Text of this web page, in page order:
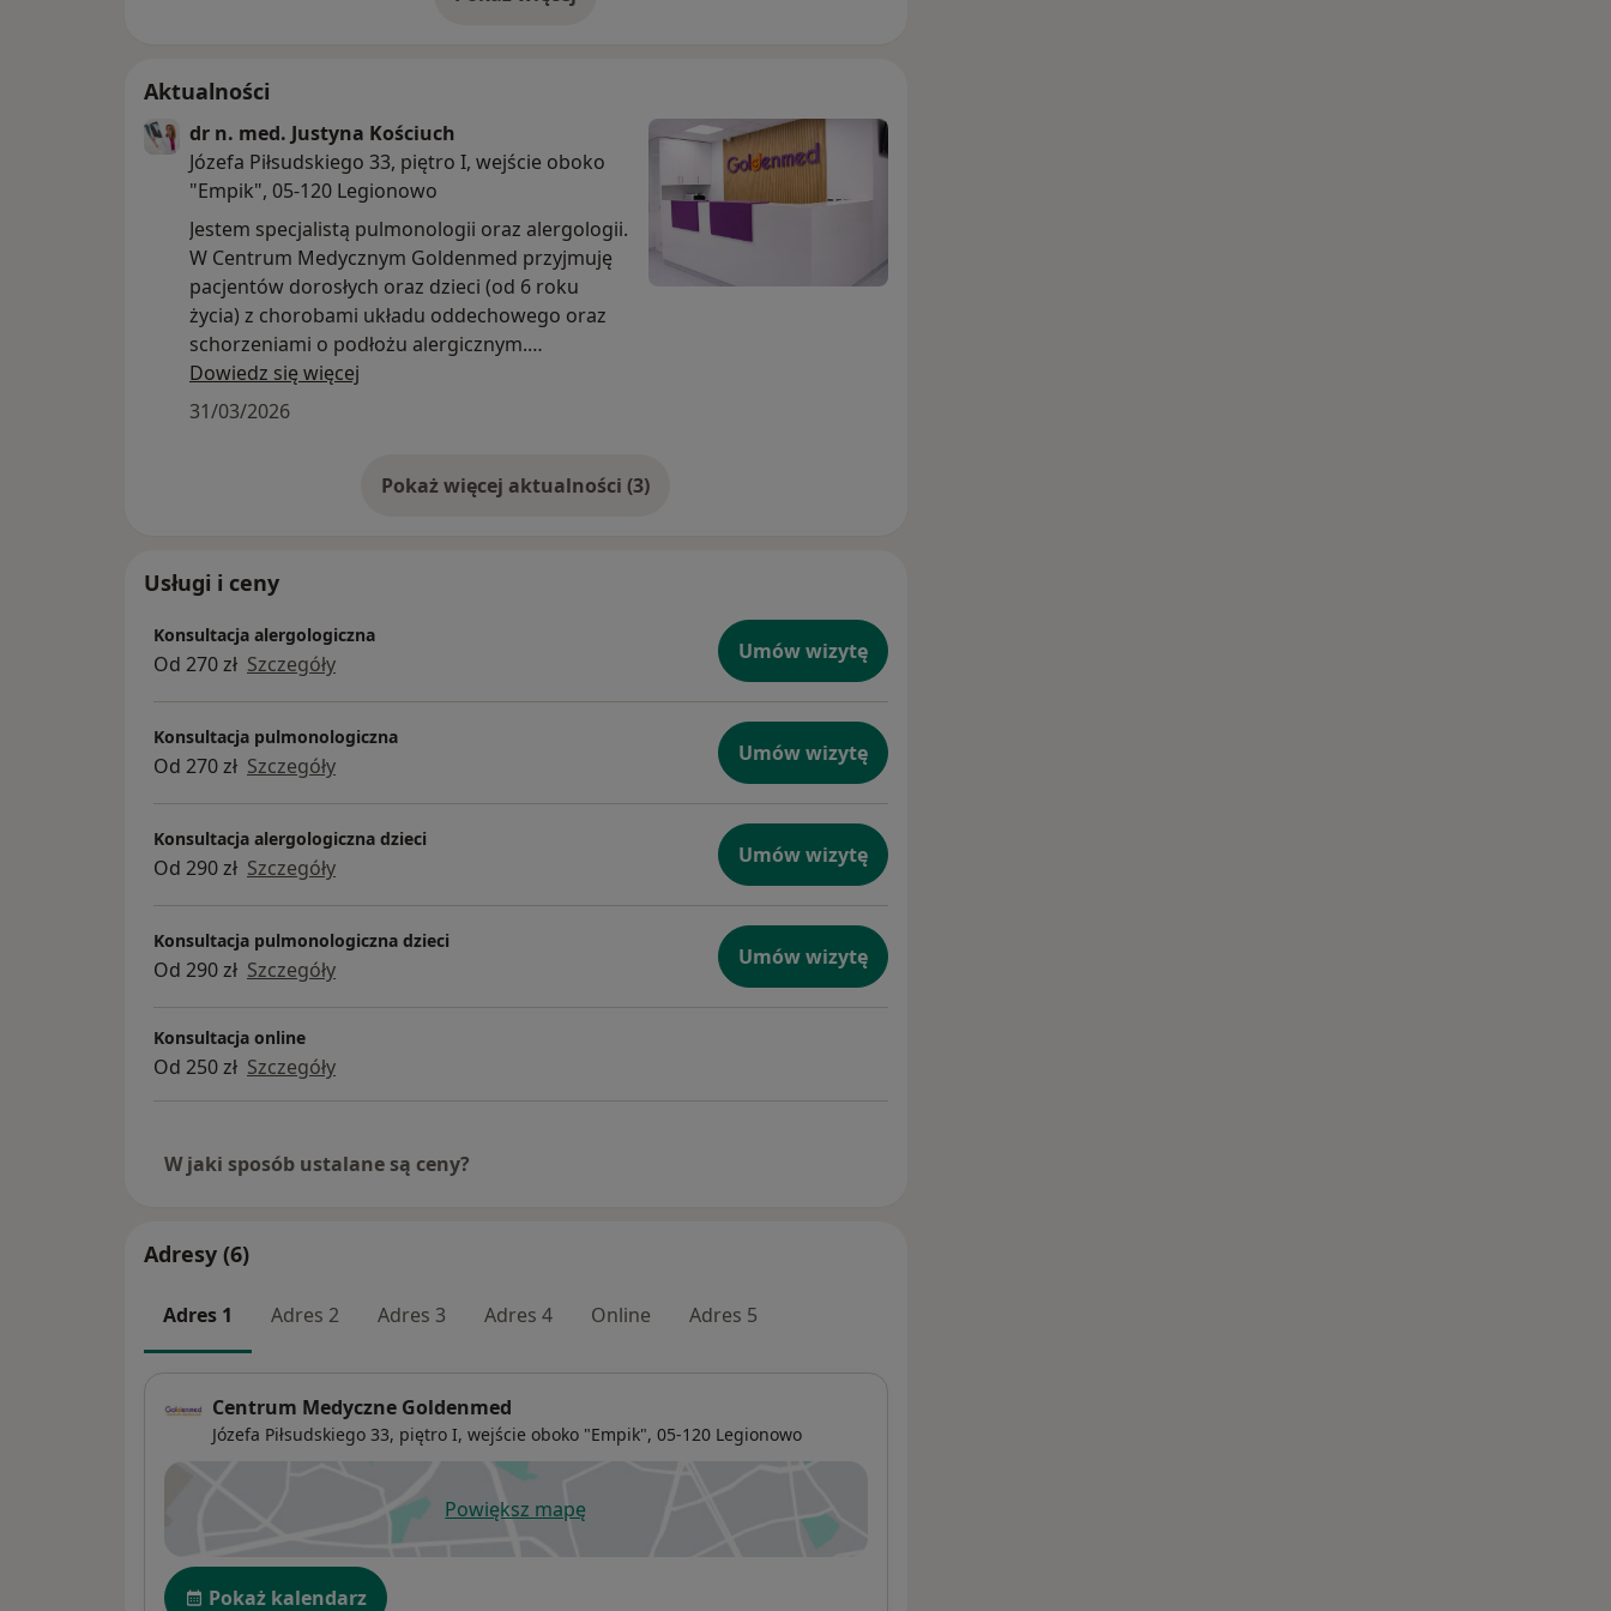
o doświadczeniu
Aktualności
dr n. med. Justyna Kościuch
Józefa Piłsudskiego 33, piętro I, wejście oboko
"Empik", 05-120 Legionowo
Jestem specjalistą pulmonologii oraz alergologii.
W Centrum Medycznym Goldenmed przyjmuję
pacjentów dorosłych oraz dzieci (od 6 roku
życia) z chorobami układu oddechowego oraz
schorzeniami o podłożu alergicznym.
Zajmuję się diagnostyką i leczeniem m.in. astmy,
związanych z układem oddechowym. Podczas
oraz indywidualnego doboru leczenia.
Dbam o to, aby pacjent w pełni rozumiał
przyczyny swoich objawów oraz proponowane
Dowiedz się więcej
31/03/2026
Pokaż więcej aktualności (3)
Usługi i ceny
Konsultacja alergologiczna
Od 270 zł Szczegóły Umów wizytę
Konsultacja pulmonologiczna
Od 270 zł Szczegóły Umów wizytę
Konsultacja alergologiczna dzieci
Od 290 zł Szczegóły Umów wizytę
Konsultacja pulmonologiczna dzieci
Od 290 zł Szczegóły Umów wizytę
Konsultacja online
Od 250 zł Szczegóły
W jaki sposób ustalane są ceny?
Adresy (6)
Adres 1 Adres 2 Adres 3 Adres 4 Online Adres 5
Centrum Medyczne Goldenmed
Józefa Piłsudskiego 33, piętro I, wejście oboko "Empik", 05-120 Legionowo
Powiększ mapęotwiera się w nowej karcie
Dostępność
Pokaż kalendarz